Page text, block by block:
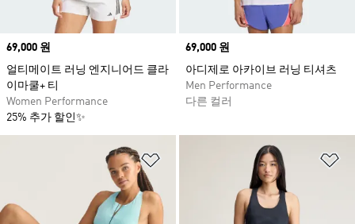
Price
69,000 원
얼티메이트 러닝 엔지니어드 클라
이마쿨+ 티
Women Performance
25% 추가 할인✨
Price
69,000 원
아디제로 아카이브 러닝 티셔츠
Men Performance
다른 컬러
위시리스트 담기